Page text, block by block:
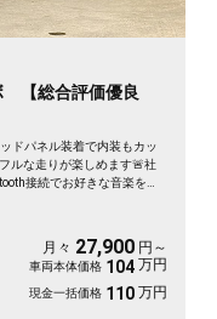
【総合評価優良
ドパネル装着で内装もカッ
ルな走りが楽しめます🚨社
接続でお好きな音楽を流
月々 27,900 円～
車両本体価格 104 万円
現金一括価格 110 万円